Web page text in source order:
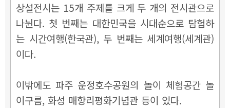
상설전시는 15개 주제를 크게 두 개의 전시관으로
나뉜다. 첫 번째는 대한민국을 시대순으로 탐험하
는 시간여행(한국관), 두 번째는 세계여행(세계관)
이다.
이밖에도 파주 운정호수공원의 놀이 체험공간 놀
이구름, 화성 매향리평화기념관 등이 있다.